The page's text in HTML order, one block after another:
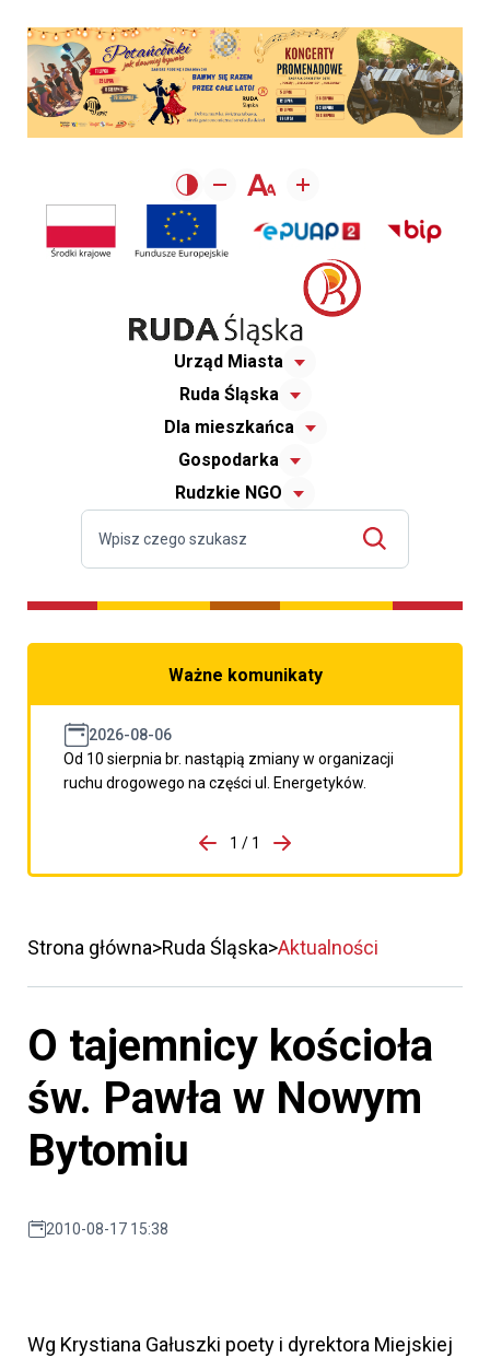
Urząd Miasta
Ruda Śląska
Dla mieszkańca
Gospodarka
Rudzkie NGO
Ważne komunikaty
2026-08-06
Od 10 sierpnia br. nastąpią zmiany w organizacji
ruchu drogowego na części ul. Energetyków.
porzpedniego komunikatu
1 / 1
Przejdź do następnego
Strona główna Ruda Śląska Aktualności
O tajemnicy kościoła
św. Pawła w Nowym
Bytomiu
2010-08-17 15:38
Wg Krystiana Gałuszki poety i dyrektora Miejskiej